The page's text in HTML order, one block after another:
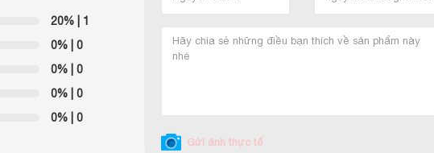
20% | 1
0% | 0
0% | 0
0% | 0
0% | 0
Gửi ảnh thực tế